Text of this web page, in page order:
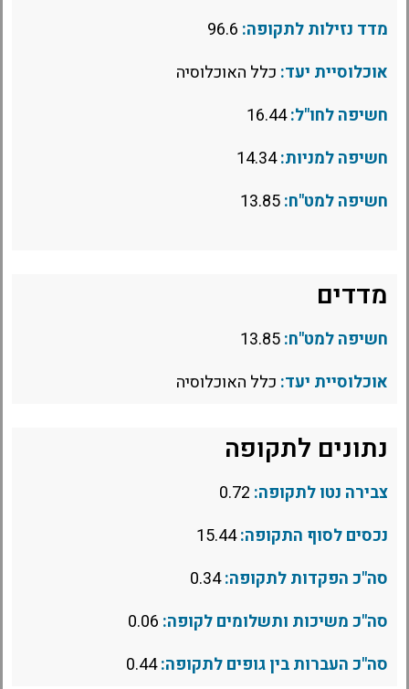
מדד נזילות לתקופה:
אוכלוסיית יעד: כלל האוכלוסיה
חשיפה לחו"ל:16.44
חשיפה למניות:14.34
חשיפה למט"ח:
מדדים
חשיפה למט"ח:
אוכלוסיית יעד: כלל האוכלוסיה
נתונים לתקופה
צבירה נטו לתקופה:
נכסים לסוף התקופה:15.44
סה"כ הפקדות לתקופה:0.34
סה"כ משיכות ותשלומים לקופה:
סה"כ העברות בין גופים לתקופה:0.44